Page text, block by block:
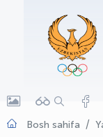
Bosh sahifa
OLYMPCHIK
Onlayn ·